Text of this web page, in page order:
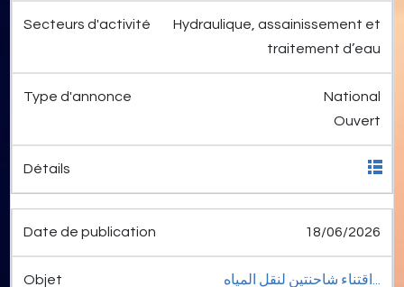
Hydraulique, assainissement et
traitement d’eau
National
Ouvert
18/06/2026
اقتناء شاحنتين لنقل المياه...